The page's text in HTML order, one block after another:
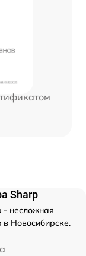
Sharp
- несложная
Новосибирске.